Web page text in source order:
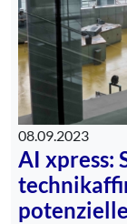
08.09.2023
AI xpress: